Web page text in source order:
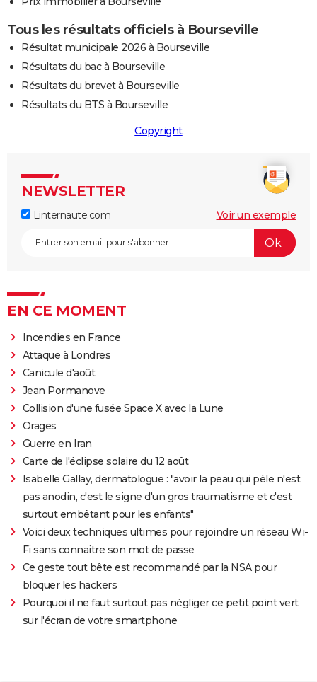
Tous les résultats officiels à Bourseville
Résultat municipale 2026 à Bourseville
Résultats du bac à Bourseville
Résultats du brevet à Bourseville
Résultats du BTS à Bourseville
Copyright
NEWSLETTER
Linternaute.com Voir un exemple
EN CE MOMENT
Incendies en France
Attaque à Londres
Canicule d'août
Jean Pormanove
Collision d'une fusée Space X avec la Lune
Orages
Guerre en Iran
Carte de l'éclipse solaire du 12 août
Isabelle Gallay, dermatologue : "avoir la peau qui pèle n'est
pas anodin, c'est le signe d'un gros traumatisme et c'est
surtout embêtant pour les enfants"
Voici deux techniques ultimes pour rejoindre un réseau Wi-
Fi sans connaitre son mot de passe
Ce geste tout bête est recommandé par la NSA pour
bloquer les hackers
Pourquoi il ne faut surtout pas négliger ce petit point vert
sur l'écran de votre smartphone